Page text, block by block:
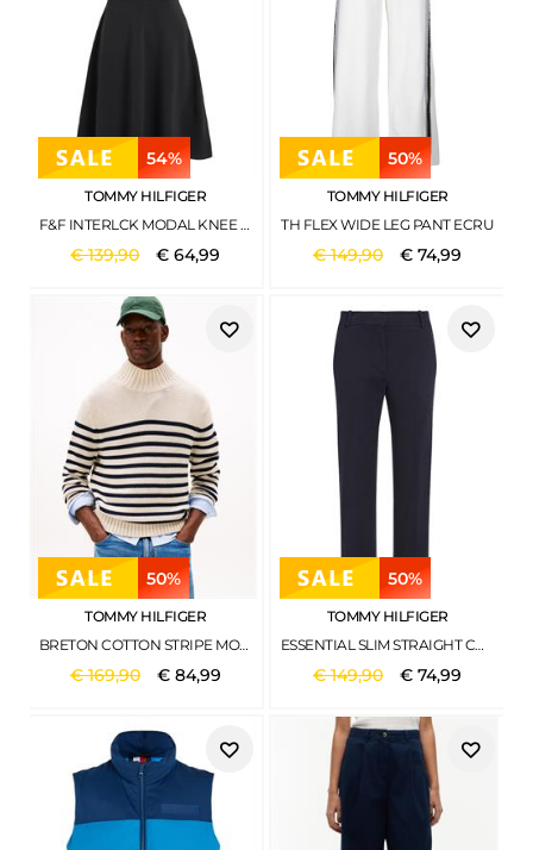
54%
TOMMY HILFIGER
F&F INTERLCK MODAL KNEE DRS SS BLACK
€139,90 €64,99
50%
TOMMY HILFIGER
TH FLEX WIDE LEG PANT ECRU
€149,90 €74,99
50%
TOMMY HILFIGER
BRETON COTTON STRIPE MOCK NECK OATMILK HTR-DESERT SKY
€169,90 € 84,99
50%
TOMMY HILFIGER
ESSENTIAL SLIM STRAIGHT CO CHINO DESERT SKY
€149,90 €74,99